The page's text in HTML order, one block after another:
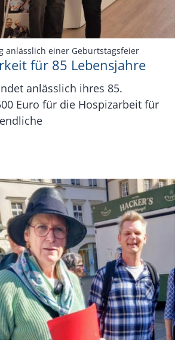
anlässlich einer Geburtstagsfeier:
für 85 Lebensjahre
anlässlich ihres 85.
Euro für die Hospizarbeit für